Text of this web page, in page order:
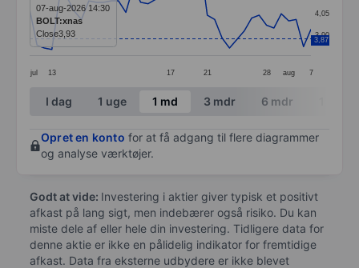
The chart has 1 X axis displaying categories.
The chart has 1 Y axis displaying values. Data
jul 13 17 21 28 aug 7
3,90
4,05
3,87
07-aug-2026 14:30
BOLT:xnas
Close3,93
End of interactive chart.
I dag 1 uge 1 md 3 mdr 6 mdr
Opret en konto for at få adgang til flere diagrammer
og analyse værktøjer.
Godt at vide: Investering i aktier giver typisk et positivt
afkast på lang sigt, men indebærer også risiko. Du kan
miste dele af eller hele din investering. Tidligere data for
denne aktie er ikke en pålidelig indikator for fremtidige
afkast. Data fra eksterne udbydere er ikke blevet